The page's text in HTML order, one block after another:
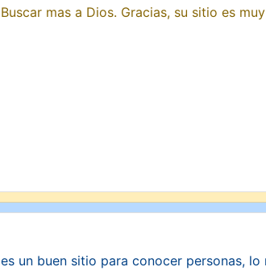
Buscar mas a Dios. Gracias, su sitio es
es un buen sitio para conocer personas, lo